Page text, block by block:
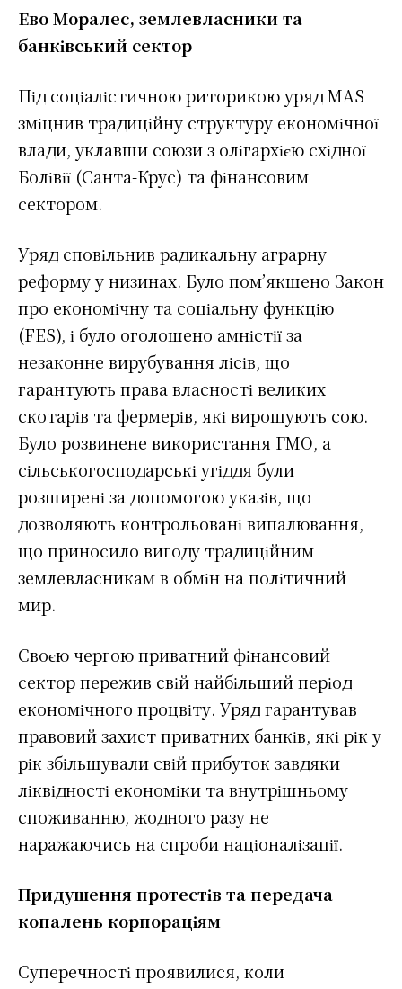
Ево Моралес, землевласники та
банківський сектор
Під соціалістичною риторикою уряд MAS
зміцнив традиційну структуру економічної
влади, уклавши союзи з олігархією східної
Болівії (Санта-Крус) та фінансовим
сектором.
Уряд сповільнив радикальну аграрну
реформу у низинах. Було пом’якшено Закон
про економічну та соціальну функцію
(FES), і було оголошено амністії за
незаконне вирубування лісів, що
гарантують права власності великих
скотарів та фермерів, які вирощують сою.
Було розвинене використання ГМО, а
сільськогосподарські угіддя були
розширені за допомогою указів, що
дозволяють контрольовані випалювання,
що приносило вигоду традиційним
землевласникам в обмін на політичний
мир.
Своєю чергою приватний фінансовий
сектор пережив свій найбільший період
економічного процвіту. Уряд гарантував
правовий захист приватних банків, які рік у
рік збільшували свій прибуток завдяки
ліквідності економіки та внутрішньому
споживанню, жодного разу не
наражаючись на спроби націоналізації.
Придушення протестів та передача
копалень корпораціям
Суперечності проявилися, коли